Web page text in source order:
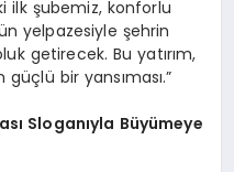
ilk şubemiz, konforlu
yelpazesiyle şehrin
getirecek. Bu yatırım,
bir yansıması.”
Sloganıyla Büyümeye